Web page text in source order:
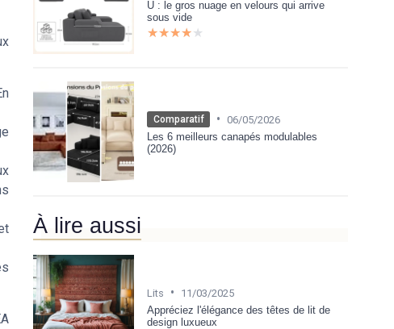
U : le gros nuage en velours qui arrive
sous vide
★★★★★
★★★★★
Comparatif • 06/05/2026
Les 6 meilleurs canapés modulables
(2026)
À lire aussi
Lits •
11/03/2025
Appréciez l'élégance des têtes de lit de
design luxueux